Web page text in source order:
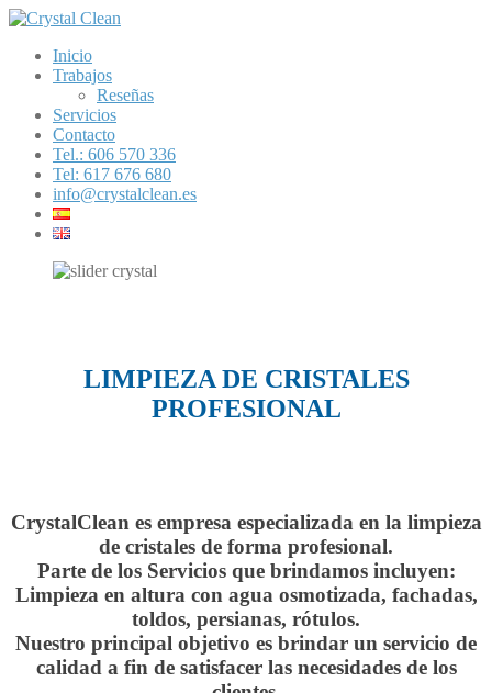
Inicio
Trabajos
Reseñas
Servicios
Contacto
Tel.: 606 570 336
Tel: 617 676 680
info@crystalclean.es
LIMPIEZA DE CRISTALES
PROFESIONAL
CrystalClean es empresa especializada en la limpieza
de cristales de forma profesional.
Parte de los Servicios que brindamos incluyen:
Limpieza en altura con agua osmotizada, fachadas,
toldos, persianas, rótulos.
Nuestro principal objetivo es brindar un servicio de
calidad a fin de satisfacer las necesidades de los